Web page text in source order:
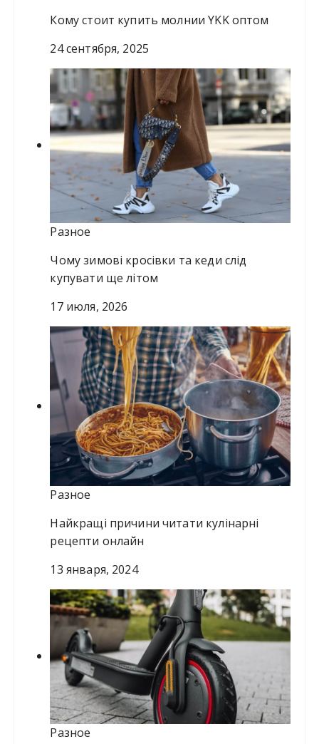
Кому стоит купить молнии YKK оптом
24 сентября, 2025
Разное
Чому зимові кросівки та кеди слід
купувати ще літом
17 июля, 2026
Разное
Найкращі причини читати кулінарні
рецепти онлайн
13 января, 2024
Разное